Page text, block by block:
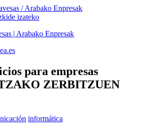
izateko
| Arabako Enpresak
para empresas
ZERBITZUEN
informática